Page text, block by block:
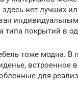
нет лучших
типа покрытий в
тоже модна. В
встроенное
для